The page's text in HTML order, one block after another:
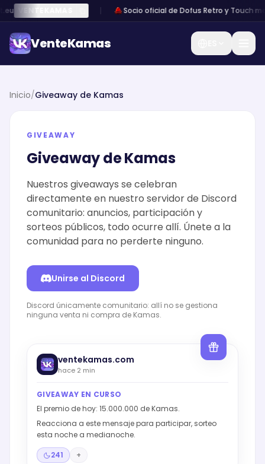
Socio oficial de Dofus Retro y Touch·
VenteKamas
Inicio
Vender
Intercambiar
Kamas
Vender
cuenta
Giveaway
Registro
Inicio/Giveaway de Kamas
GIVEAWAY
Giveaway de Kamas
Nuestros giveaways se celebran
directamente en nuestro servidor de Discord
comunitario: anuncios, participación y
sorteos públicos, todo ocurre allí. Únete a la
comunidad para no perderte ninguno.
Unirse al Discord
Discord únicamente comunitario: allí no se gestiona
ninguna venta ni compra de Kamas.
ventekamas.com
hace 2 min
GIVEAWAY EN CURSO
El premio de hoy: 15.000.000 de Kamas.
Reacciona a este mensaje para participar, sorteo
esta noche a medianoche.
241
+